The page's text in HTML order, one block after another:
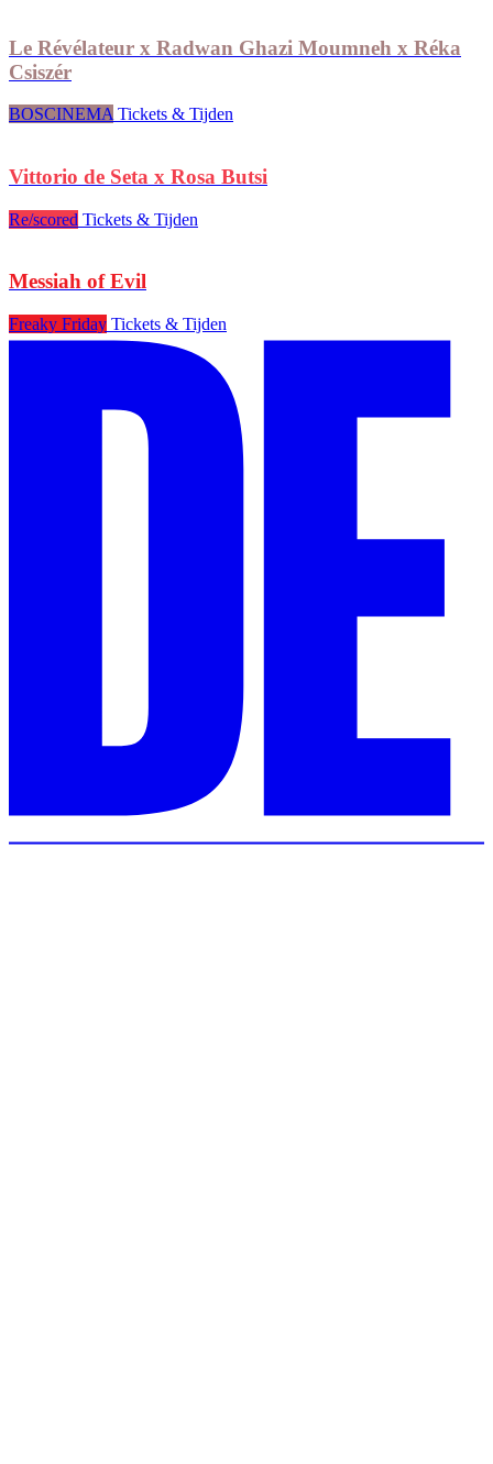
Le Révélateur x Radwan Ghazi Moumneh x Réka
Csiszér
BOSCINEMA Tickets & Tijden
Vittorio de Seta x Rosa Butsi
Re/scored Tickets & Tijden
Messiah of Evil
Freaky Friday Tickets & Tijden